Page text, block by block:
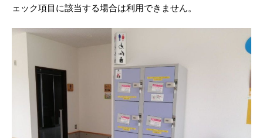
ェック項目に該当する場合は利用できません。